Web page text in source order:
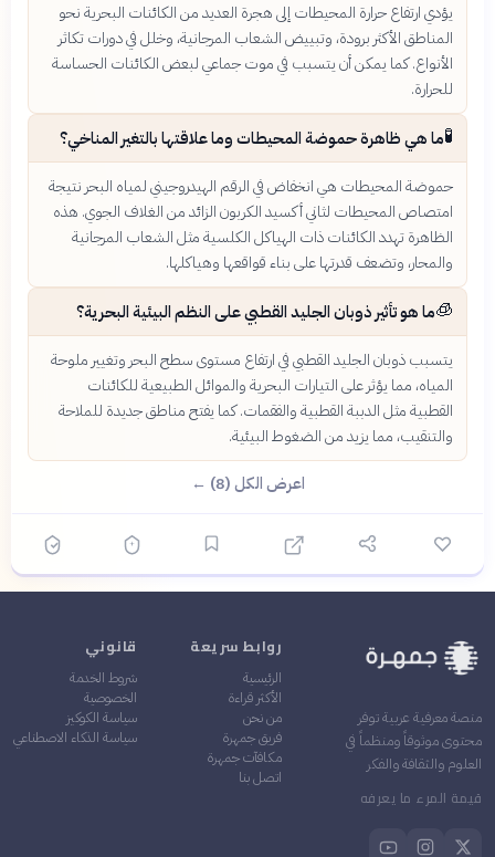
يؤدي ارتفاع حرارة المحيطات إلى هجرة العديد من الكائنات البحرية نحو
المناطق الأكثر برودة، وتبييض الشعاب المرجانية، وخلل في دورات تكاثر
الأنواع. كما يمكن أن يتسبب في موت جماعي لبعض الكائنات الحساسة
للحرارة.
🧪ما هي ظاهرة حموضة المحيطات وما علاقتها بالتغير المناخي؟
حموضة المحيطات هي انخفاض في الرقم الهيدروجيني لمياه البحر نتيجة
امتصاص المحيطات لثاني أكسيد الكربون الزائد من الغلاف الجوي. هذه
الظاهرة تهدد الكائنات ذات الهياكل الكلسية مثل الشعاب المرجانية
والمحار، وتضعف قدرتها على بناء قواقعها وهياكلها.
🧊ما هو تأثير ذوبان الجليد القطبي على النظم البيئية البحرية؟
يتسبب ذوبان الجليد القطبي في ارتفاع مستوى سطح البحر وتغيير ملوحة
المياه، مما يؤثر على التيارات البحرية والموائل الطبيعية للكائنات
القطبية مثل الدببة القطبية والفقمات. كما يفتح مناطق جديدة للملاحة
والتنقيب، مما يزيد من الضغوط البيئية.
اعرض الكل (8) ←
منصة معرفية عربية توفر
محتوى موثوقاً ومنظماً في
العلوم والثقافة والفكر
قيمة المرء ما يعرفه
روابط سريعة
الرئيسية
الأكثر قراءة
من نحن
فريق جمهرة
مكافآت جمهرة
اتصل بنا
قانوني
شروط الخدمة
الخصوصية
سياسة الكوكيز
سياسة الذكاء الاصطناعي